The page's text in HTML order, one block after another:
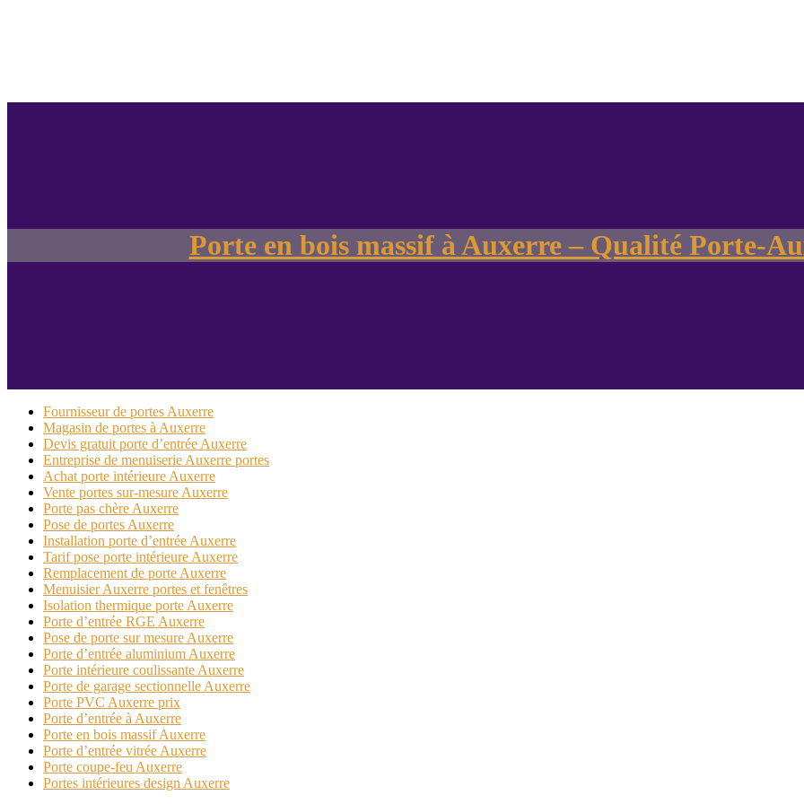
Porte en bois massif à Auxerre – Qualité Porte-
Fournisseur de portes Auxerre
Magasin de portes à Auxerre
Devis gratuit porte d’entrée Auxerre
Entreprise de menuiserie Auxerre portes
Achat porte intérieure Auxerre
Vente portes sur-mesure Auxerre
Porte pas chère Auxerre
Pose de portes Auxerre
Installation porte d’entrée Auxerre
Tarif pose porte intérieure Auxerre
Remplacement de porte Auxerre
Menuisier Auxerre portes et fenêtres
Isolation thermique porte Auxerre
Porte d’entrée RGE Auxerre
Pose de porte sur mesure Auxerre
Porte d’entrée aluminium Auxerre
Porte intérieure coulissante Auxerre
Porte de garage sectionnelle Auxerre
Porte PVC Auxerre prix
Porte d’entrée à Auxerre
Porte en bois massif Auxerre
Porte d’entrée vitrée Auxerre
Porte coupe-feu Auxerre
Portes intérieures design Auxerre